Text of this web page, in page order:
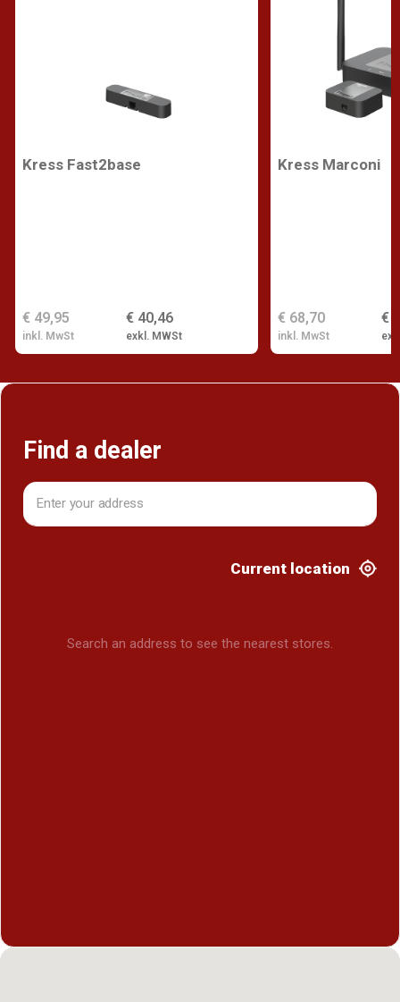
Kress Fast2base
€ 40,46
exkl. MWSt
€ 49,95
inkl. MwSt
Kress Marconi
€
€ 68,70
inkl. MwSt
Find a dealer
Current location
Search an address to see the nearest stores.